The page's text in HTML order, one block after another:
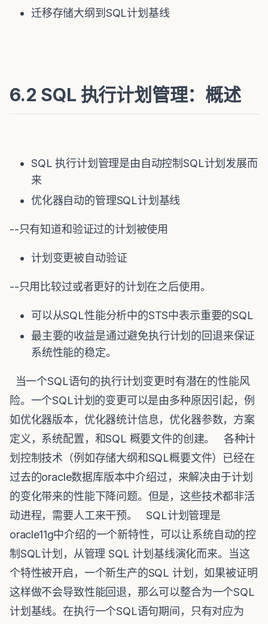
迁移存储大纲到SQL计划基线
6.2 SQL 执行计划管理：概述
SQL 执行计划管理是由自动控制SQL计划发展而
来
优化器自动的管理SQL计划基线
--只有知道和验证过的计划被使用
计划变更被自动验证
--只用比较过或者更好的计划在之后使用。
可以从SQL性能分析中的STS中表示重要的SQL
最主要的收益是通过避免执行计划的回退来保证
系统性能的稳定。
当一个SQL语句的执行计划变更时有潜在的性能风
险。一个SQL计划的变更可以是由多种原因引起，例
如优化器版本，优化器统计信息，优化器参数，方案
定义，系统配置，和SQL 概要文件的创建。 各种计
划控制技术（例如存储大纲和SQL概要文件）已经在
过去的oracle数据库版本中介绍过，来解决由于计划
的变化带来的性能下降问题。但是，这些技术都非活
动进程，需要人工来干预。 SQL计划管理是
oracle11g中介绍的一个新特性，可以让系统自动的控
制SQL计划，从管理 SQL 计划基线演化而来。当这
个特性被开启，一个新生产的SQL 计划，如果被证明
这样做不会导致性能回退，那么可以整合为一个SQL
计划基线。在执行一个SQL语句期间，只有对应为